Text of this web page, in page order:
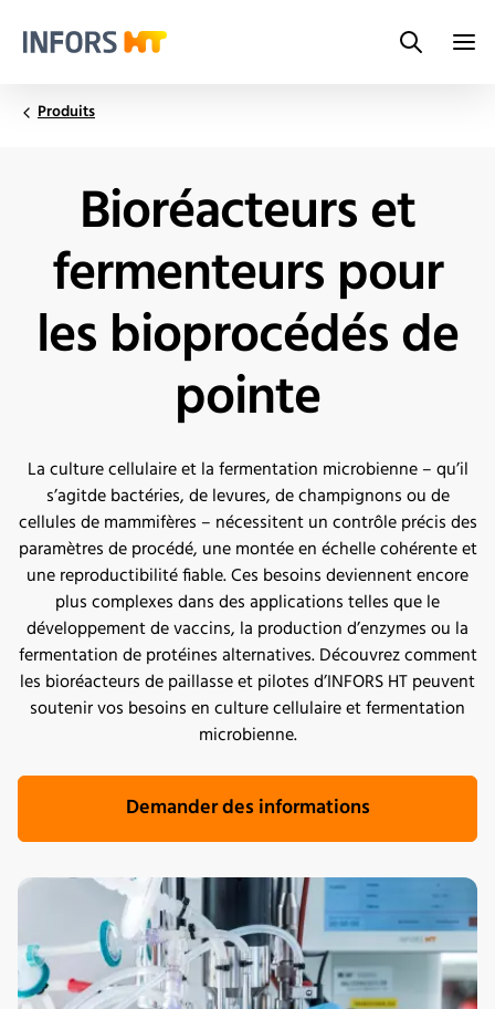
Search
Produits
Bioréacteurs et
fermenteurs pour
les bioprocédés de
pointe
La culture cellulaire et la fermentation microbienne – qu’il
s’agitde bactéries, de levures, de champignons ou de
cellules de mammifères – nécessitent un contrôle précis des
paramètres de procédé, une montée en échelle cohérente et
une reproductibilité fiable. Ces besoins deviennent encore
plus complexes dans des applications telles que le
développement de vaccins, la production d’enzymes ou la
fermentation de protéines alternatives. Découvrez comment
les bioréacteurs de paillasse et pilotes d’INFORS HT peuvent
soutenir vos besoins en culture cellulaire et fermentation
microbienne.
Demander des informations